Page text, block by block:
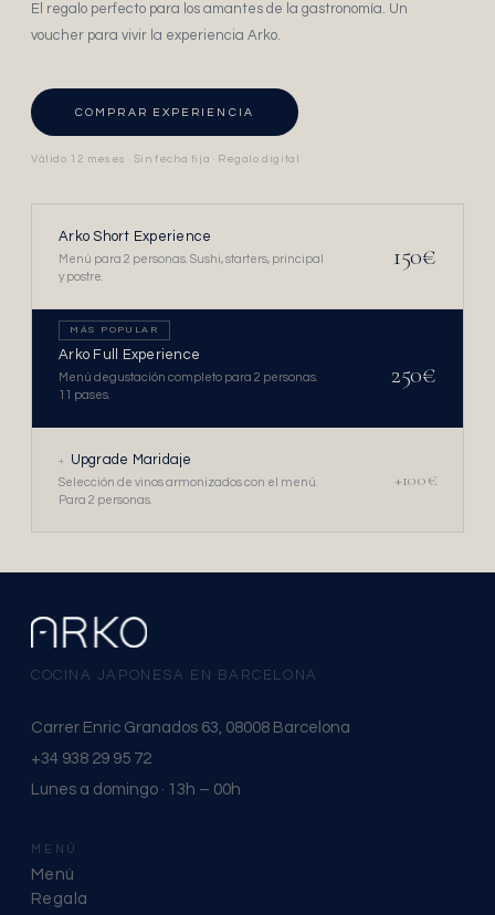
El regalo perfecto para los amantes de la gastronomía. Un
voucher para vivir la experiencia Arko.
COMPRAR EXPERIENCIA
Válido 12 meses · Sin fecha fija · Regalo digital
Arko Short Experience
Menú para 2 personas. Sushi, starters, principal
y postre.
150€
MÁS POPULAR
Arko Full Experience
Menú degustación completo para 2 personas.
11 pases.
250€
+ Upgrade Maridaje
Selección de vinos armonizados con el menú.
Para 2 personas.
+100€
COCINA JAPONESA EN BARCELONA
Carrer Enric Granados 63, 08008 Barcelona
+34 938 29 95 72
Lunes a domingo · 13h – 00h
MENÚ
Menú
Regala